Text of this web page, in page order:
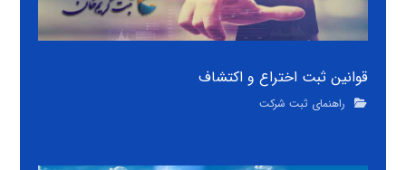
قوانین ثبت اختراع و اکتشاف
راهنمای ثبت شرکت